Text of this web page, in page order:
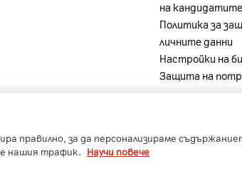
на
Политика за
личните данни
Настройки на
Защита на
Copyright © 2023 A1 Bulgaria. Protected by
правилно, за да персонализираме
нашия трафик. Научи повече